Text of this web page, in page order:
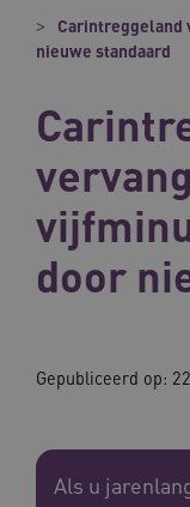
nieuwe standaard
door
Gepubliceerd op:
Als u